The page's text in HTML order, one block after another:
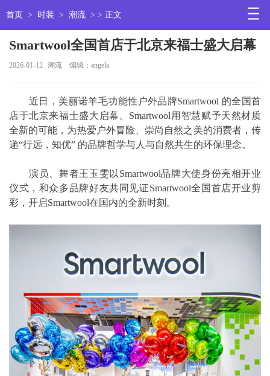
首页 > 时装 > 潮流 > > 正文
Smartwool全国首店于北京来福士盛大启幕
2026-01-12 潮流 编辑：angela
近日，美丽诺羊毛功能性户外品牌Smartwool 的全国首
店于北京来福士盛大启幕。Smartwool用智慧赋予天然材质
全新的可能，为热爱户外冒险、崇尚自然之美的消费者，传
递“行远，知优” 的品牌哲学与人与自然共生的环保理念。
演员、舞者王玉雯以Smartwool品牌大使身份亮相开业
仪式，和众多品牌好友共同见证Smartwool全国首店开业剪
彩，开启Smartwool在国内的全新时刻。